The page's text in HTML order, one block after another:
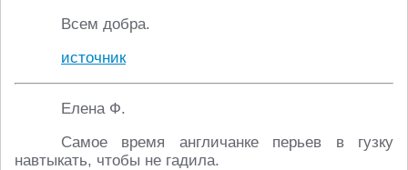
Всем добра.
источник
Елена Ф.
Самое время англичанке перьев в гузку
навтыкать, чтобы не гадила.